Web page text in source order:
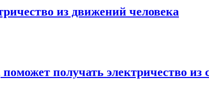
из движений человека
получать электричество из